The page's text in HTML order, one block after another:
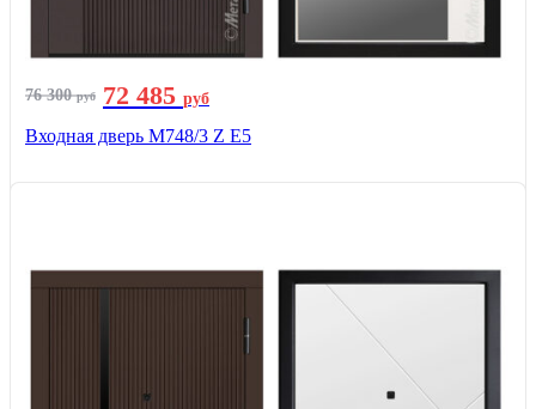
76 300руб 72 485 руб
Входная дверь М748/3 Z Е5